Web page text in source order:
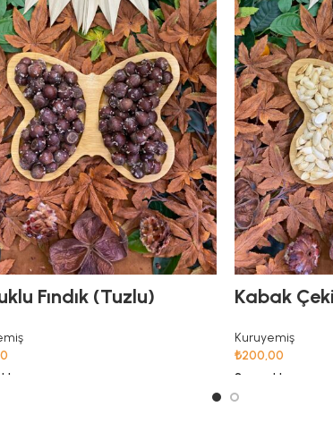
Fındık (Tuzlu) Kabak
Kuruyemiş
₺200,00
Seçenekler